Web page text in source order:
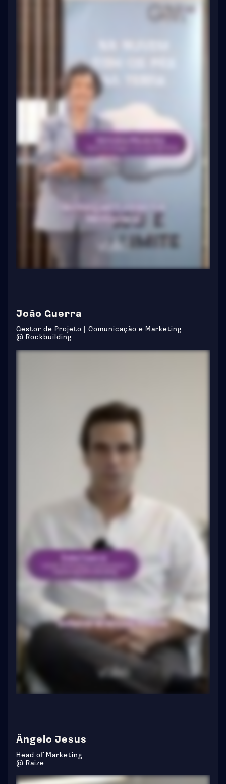
João Guerra
Gestor de Projeto | Comunicação e Marketing
@ Rockbuilding
Ângelo Jesus
Head of Marketing
@ Raize